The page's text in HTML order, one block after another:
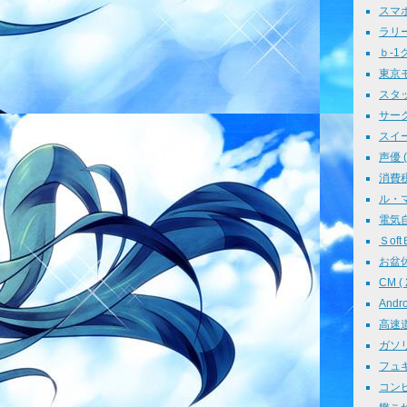
スマ
ラリ
ｂ-1
東京
スタ
サー
スイ
声優
消費
ル・
電気
Ｓoft
お盆
CM (
高速
ガソ
フュ
コン